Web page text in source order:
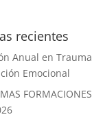
recientes
Anual en Trauma
Emocional
FORMACIONES